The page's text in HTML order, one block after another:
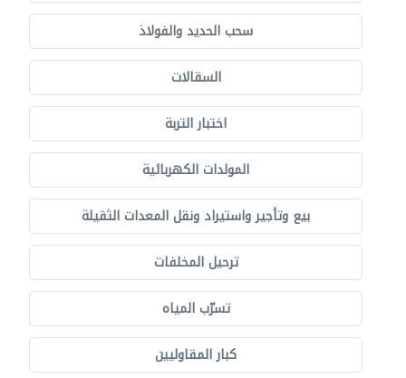
سحب الحديد والفولاذ
السقالات
اختبار التربة
المولدات الكهربائية
بيع وتأجير واستيراد ونقل المعدات الثقيلة
ترحيل المخلفات
تسرّب المياه
كبار المقاوليين